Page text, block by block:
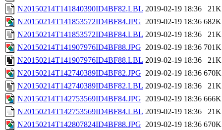
N20150214T141840390ID4BF82.LBL 2019-02-19 18:36
21K
N20150214T141853572ID4BF84.JPG 2019-02-19 18:36 682K
N20150214T141853572ID4BF84.LBL 2019-02-19 18:36
21K
N20150214T141907976ID4BF88.JPG 2019-02-19 18:36 701K
N20150214T141907976ID4BF88.LBL 2019-02-19 18:36
21K
N20150214T142740389ID4BF82.JPG 2019-02-19 18:36 670K
N20150214T142740389ID4BF82.LBL 2019-02-19 18:36
21K
N20150214T142753569ID4BF84.JPG 2019-02-19 18:36 666K
N20150214T142753569ID4BF84.LBL 2019-02-19 18:36
21K
N20150214T142807824ID4BF88.JPG 2019-02-19 18:36 670K